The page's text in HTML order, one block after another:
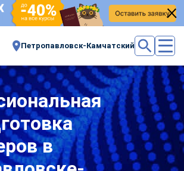
Петропавловск-Камчатский
в